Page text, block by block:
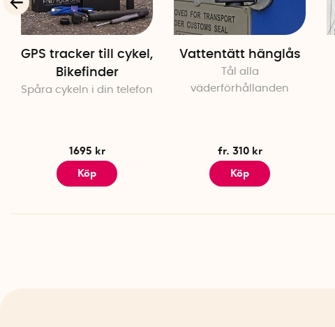
GPS tracker till cykel,
Bikefinder
Spåra cykeln i din telefon
1695 kr
Köp
Vattentätt hänglås
Tål alla
väderförhållanden
fr. 310 kr
Köp